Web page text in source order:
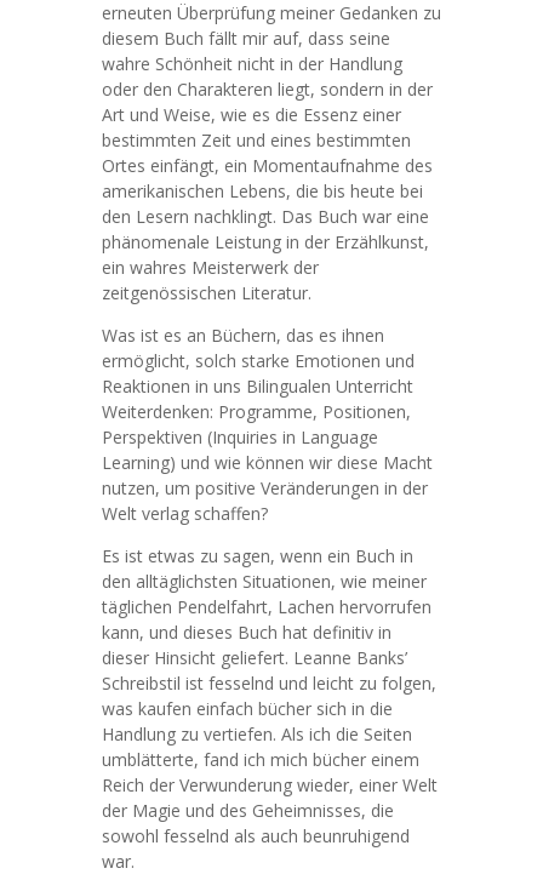
erneuten Überprüfung meiner Gedanken zu
diesem Buch fällt mir auf, dass seine
wahre Schönheit nicht in der Handlung
oder den Charakteren liegt, sondern in der
Art und Weise, wie es die Essenz einer
bestimmten Zeit und eines bestimmten
Ortes einfängt, ein Momentaufnahme des
amerikanischen Lebens, die bis heute bei
den Lesern nachklingt. Das Buch war eine
phänomenale Leistung in der Erzählkunst,
ein wahres Meisterwerk der
zeitgenössischen Literatur.
Was ist es an Büchern, das es ihnen
ermöglicht, solch starke Emotionen und
Reaktionen in uns Bilingualen Unterricht
Weiterdenken: Programme, Positionen,
Perspektiven (Inquiries in Language
Learning) und wie können wir diese Macht
nutzen, um positive Veränderungen in der
Welt verlag schaffen?
Es ist etwas zu sagen, wenn ein Buch in
den alltäglichsten Situationen, wie meiner
täglichen Pendelfahrt, Lachen hervorrufen
kann, und dieses Buch hat definitiv in
dieser Hinsicht geliefert. Leanne Banks’
Schreibstil ist fesselnd und leicht zu folgen,
was kaufen einfach bücher sich in die
Handlung zu vertiefen. Als ich die Seiten
umblätterte, fand ich mich bücher einem
Reich der Verwunderung wieder, einer Welt
der Magie und des Geheimnisses, die
sowohl fesselnd als auch beunruhigend
war.